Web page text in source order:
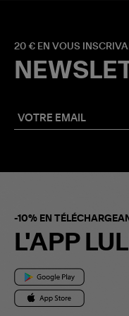
20 € EN VOUS
-10% EN
L'APP